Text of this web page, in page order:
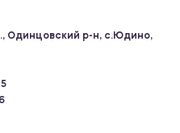
Одинцовский р-н, с.Юдино,